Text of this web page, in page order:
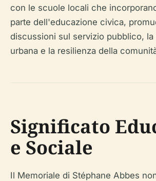
con le scuole locali che
parte dell'educazione civica,
discussioni sul servizio pubblico,
urbana e la resilienza della
Significato
e Sociale
Il Memoriale di Stéphane Abbes